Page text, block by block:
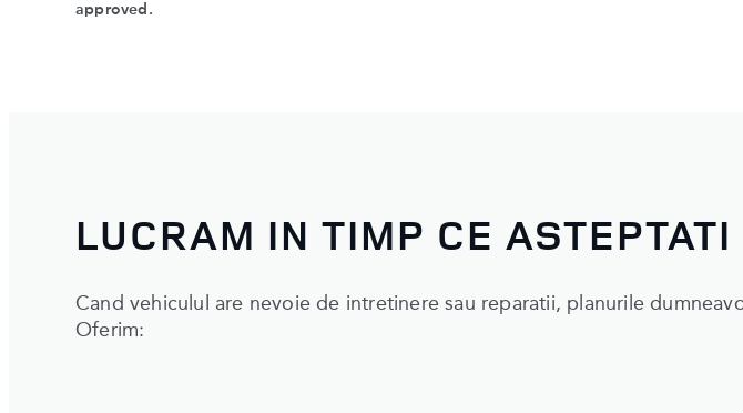
approved.
LUCRAM IN TIMP CE ASTEPTATI
Cand vehiculul are nevoie de intretinere sau reparatii, planurile
Oferim: